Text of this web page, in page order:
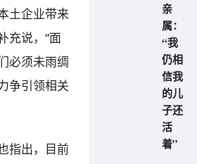
土企业带来
充说，“面
必须未雨绸
争引领相关
指出，目前
亲
属：
“我
仍相
信我
的儿
子还
活
着”